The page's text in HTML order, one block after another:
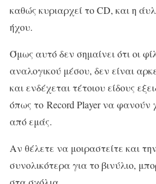
καθώς κυριαρχεί το CD, και η
ήχου.
Όμως αυτό δεν σημαίνει ότι οι
αναλογικού μέσου, δεν είναι
και ενδέχεται τέτοιου είδους
όπως το Record Player να φανούν
από εμάς.
Αν θέλετε να μοιραστείτε και
συνολικότερα για το βινύλιο,